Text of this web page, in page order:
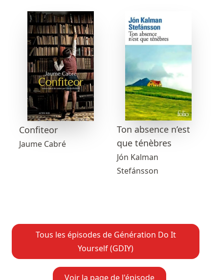
Confiteor
Jaume Cabré
Ton absence n’est
que ténèbres
Jón Kalman
Stefánsson
Tous les épisodes de Génération Do It
Yourself (GDIY)
Voir la page de l'épisode